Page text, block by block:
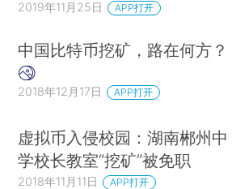
2019年11月25日 APP打开
中国比特币挖矿，路在何方？
2018年12月17日 APP打开
虚拟币入侵校园：湖南郴州中
学校长教室“挖矿”被免职
2018年11月11日 APP打开